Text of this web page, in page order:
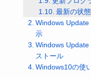
最新の状態
Windows Update
示
Windows Update
ストール
Windows10の使